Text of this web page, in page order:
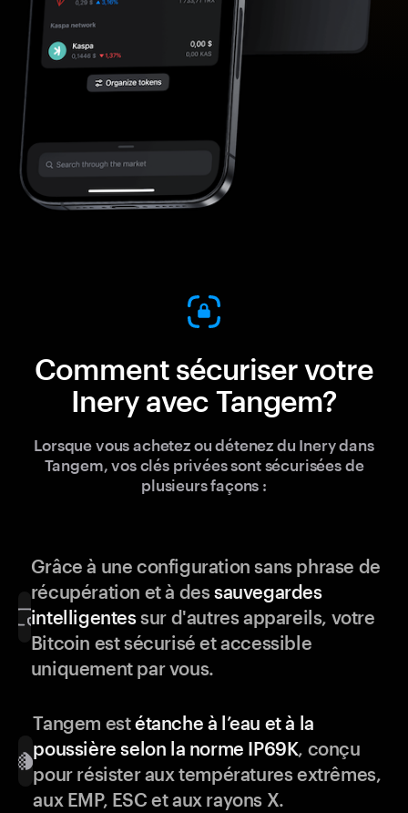
Comment sécuriser votre
Inery avec Tangem?
Lorsque vous achetez ou détenez du Inery dans
Tangem, vos clés privées sont sécurisées de
plusieurs façons :
Grâce à une configuration sans phrase de
récupération et à dessauvegardes
intelligentessur d'autres appareils, votre
Bitcoin est sécurisé et accessible
uniquement par vous.
Tangem estétanche à l’eau et à la
poussière selon la norme IP69K, conçu
pour résister aux températures extrêmes,
aux EMP, ESC et aux rayons X.